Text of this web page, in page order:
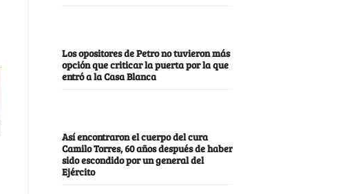
Los opositores de Petro no tuvieron más
opción que criticar la puerta por la que
entró a la Casa Blanca
Así encontraron el cuerpo del cura
Camilo Torres, 60 años después de haber
sido escondido por un general del
Ejército